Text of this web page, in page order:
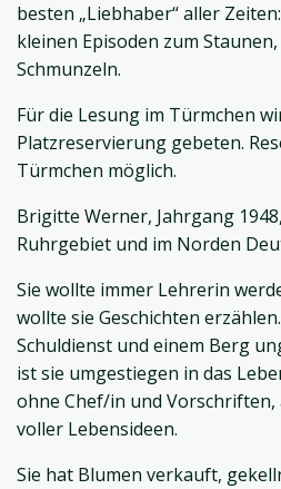
besten „Liebhaber“ aller
kleinen Episoden zum
Schmunzeln.
Für die Lesung im Türmchen
Platzreservierung gebeten.
Türmchen möglich.
Brigitte Werner, Jahrgang
Ruhrgebiet und im Norden
Sie wollte immer Lehrerin
wollte sie Geschichten
Schuldienst und einem Berg
ist sie umgestiegen in das
ohne Chef/in und Vorschriften,
voller Lebensideen.
Sie hat Blumen verkauft,